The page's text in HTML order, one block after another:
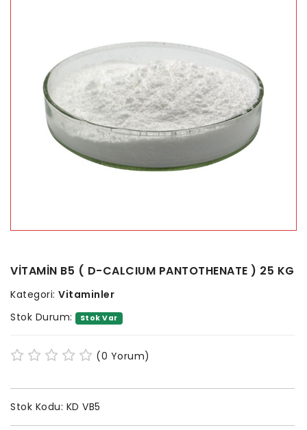
VİTAMİN B5 ( D-CALCIUM PANTOTHENATE ) 25 KG
Kategori: Vitaminler
Stok Durum:
Stok Var
(0 Yorum)
Stok Kodu: KD VB5